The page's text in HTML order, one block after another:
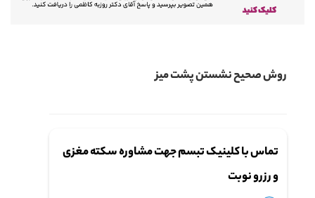
روش صحیح نشستن پشت میز
تماس با کلینیک تبسم جهت مشاوره سکته مغزی
و رزرو نوبت